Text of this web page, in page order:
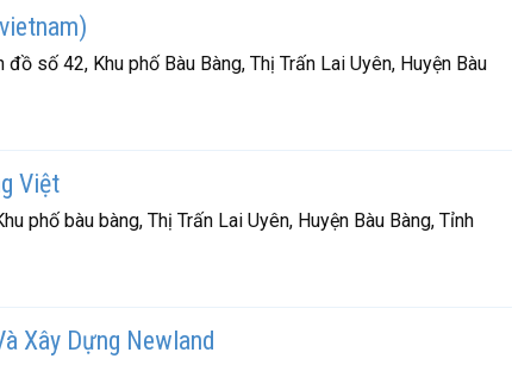
số 42, Khu phố Bàu Bàng, Thị Trấn Lai Uyên, Huyện Bàu
Việt
phố bàu bàng, Thị Trấn Lai Uyên, Huyện Bàu Bàng, Tỉnh
Xây Dựng Newland